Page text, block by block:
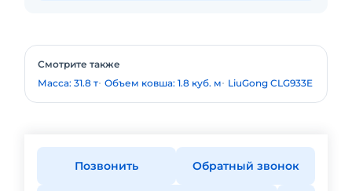
Смотрите также
Масса: 31.8 т Объем ковша: 1.8 куб. м LiuGong CLG933E
Позвонить Обратный звонок